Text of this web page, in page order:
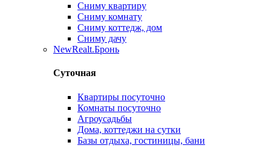
Сниму квартиру
Сниму комнату
Сниму коттедж, дом
Сниму дачу
NewRealt.Бронь
Суточная
Квартиры посуточно
Комнаты посуточно
Агроусадьбы
Дома, коттеджи на сутки
Базы отдыха, гостиницы, бани